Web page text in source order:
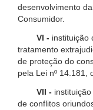
desenvolvimento
Consumidor.
VI - instituição
tratamento
de proteção do
pela Lei nº 14.181,
VII -
de conflitos